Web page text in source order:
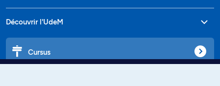
Découvrir l'UdeM
Cursus